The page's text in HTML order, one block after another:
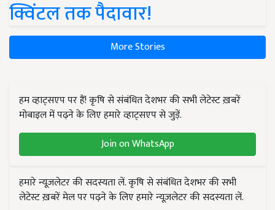
क्विंटल तक पैदावार!
More Stories
हम व्हाट्सएप पर हैं! कृषि से संबंधित देशभर की सभी लेटेस्ट ख़बरें
मोबाइल में पढ़ने के लिए हमारे व्हाट्सएप से जुड़ें.
Join on WhatsApp
हमारे न्यूज़लेटर की सदस्यता लें. कृषि से संबंधित देशभर की सभी
लेटेस्ट ख़बरें मेल पर पढ़ने के लिए हमारे न्यूज़लेटर की सदस्यता लें.